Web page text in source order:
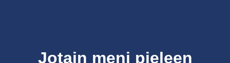
Jotain meni pieleen